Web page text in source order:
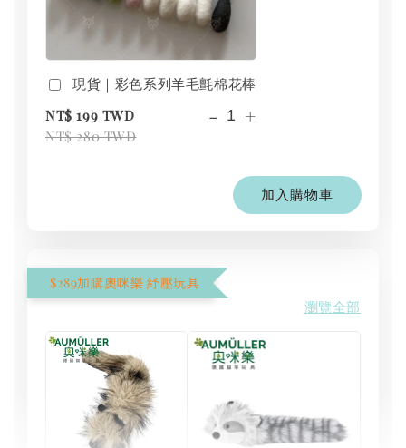
現貨｜彩色系列羊毛氈棉花棒
NT$ 199 TWD
NT$ 280 TWD
- +
加入購物車
$289加購奧咪樂 紓壓玩具
瀏覽全部